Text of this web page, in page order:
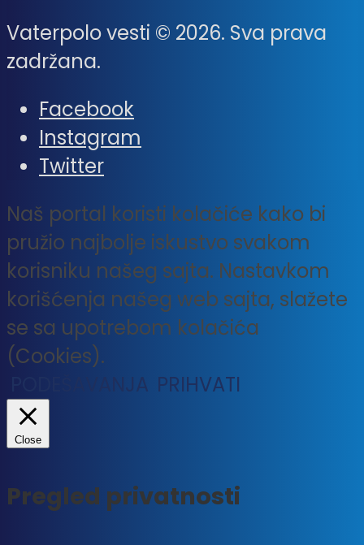
Vaterpolo vesti © 2026. Sva prava
zadržana.
Facebook
Instagram
Twitter
Naš portal koristi kolačiće kako bi
pružio najbolje iskustvo svakom
korisniku našeg sajta. Nastavkom
korišćenja našeg web sajta, slažete
se sa upotrebom kolačića
(Cookies).
PODEŠAVANJA PRIHVATI
Close
Pregled privatnosti